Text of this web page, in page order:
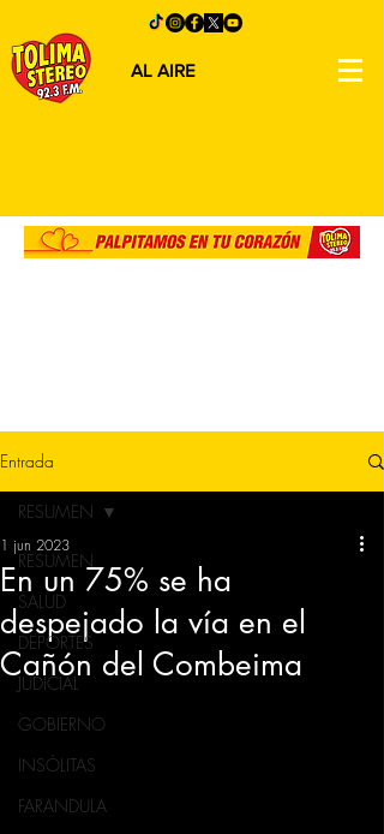
AL AIRE
Entrada
RESUMEN
SALUD
DEPORTES
JUDICIAL
GOBIERNO
INSÓLITAS
FARANDULA
RESUMEN
En un 75% se ha
despejado la vía en el
Cañón del Combeima
1 jun 2023